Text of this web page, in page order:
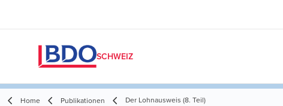
SCHWEIZ
Home Publikationen Der Lohnausweis (8. Teil)